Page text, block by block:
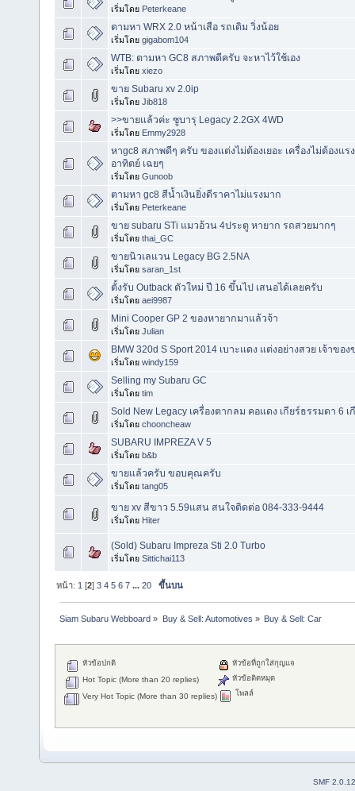
เริ่มโดย Peterkeane
ตามหา WRX 2.0 หน้าเสือ รถเดิม วิ่งน้อย
เริ่มโดย gigabom104
WTB: ตามหา GC8 สภาพดีครับ จะหาไว้ใช้เอง
เริ่มโดย xiezo
ขาย Subaru xv 2.0ip
เริ่มโดย Jib818
>>ขายแล้วค่ะ ซูบารุ Legacy 2.2GX 4WD
เริ่มโดย Emmy2928
หาgc8 สภาพดีๆ ครับ ของแต่งไม่ต้องเยอะ เครื่องไม่ต้องแ
อาทิตย์ เฉยๆ
เริ่มโดย Gunoob
ตามหา gc8 สีน้ำเงินยิ่งดีราคาไม่แรงมาก
เริ่มโดย Peterkeane
ขาย subaru STi แมวอ้วน 4ประตู หายาก รถสวยมากๆ
เริ่มโดย thai_GC
ขายนิวเลแวน Legacy BG 2.5NA
เริ่มโดย saran_1st
ตั้งรับ Outback ตัวใหม่ ปี 16 ขึ้นไป เสนอได้เลยครับ
เริ่มโดย aei9987
Mini Cooper GP 2 ของหายากมาแล้วจ้า
เริ่มโดย Julian
BMW 320d S Sport 2014 เบาะแดง แต่งอย่างสวย เจ้าขอ
เริ่มโดย windy159
Selling my Subaru GC
เริ่มโดย tim
Sold New Legacy เครื่องตากลม คอแดง เกียร์ธรรมดา 6 เ
เริ่มโดย chooncheaw
SUBARU IMPREZA V 5
เริ่มโดย b&b
ขายแล้วครับ ขอบคุณครับ
เริ่มโดย tang05
ขาย xv สีขาว 5.59แสน สนใจติดต่อ 084-333-9444
เริ่มโดย Hiter
(Sold) Subaru Impreza Sti 2.0 Turbo
เริ่มโดย Sittichai113
หน้า: 1 [2]3 4 5 6 7 ...20 ขึ้นบน
Siam Subaru Webboard » Buy & Sell: Automotives » Buy & Sell: Car
หัวข้อปกติ
Hot Topic (More than 20 replies)
Very Hot Topic (More than 30 replies)
หัวข้อที่ถูกใส่กุญแจ
หัวข้อติดหมุด
โพลล์
SMF 2.0.12